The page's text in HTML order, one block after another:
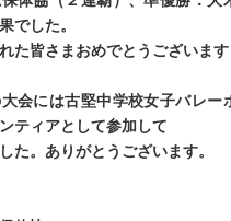
でした。
た皆さまおめでとうございます
会には古堅中学校女子バレー
ティアとして参加して
た。ありがとうございます。